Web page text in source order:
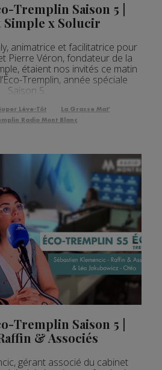
Tremplin Saison 5 |
Simple x Solucir
animatrice et facilitatrice pour
Pierre Véron, fondateur de la
étaient nos invités ce matin
Tremplin, année spéciale
Saison 5.
Lève-Tôt
La Grasse Mat'
Radio Mont Blanc
Tremplin Saison 5 |
& Associés
gérant associé du cabinet